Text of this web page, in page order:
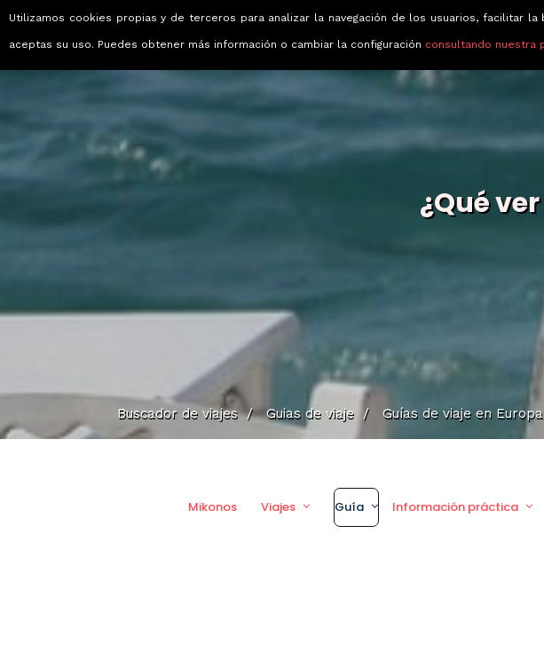
Viajes que emocionan
¿Qué
Buscador de viajes / Guias de viaje / Guías de viaje en Europa
Mikonos Viajes Guía Información práctica
Utilizamos cookies propias y de terceros para analizar la navegación de los usuarios, facilitar
aceptas su uso. Puedes obtener más información o cambiar la configuración consultando nuestra